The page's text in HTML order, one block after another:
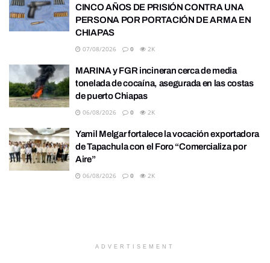
CINCO AÑOS DE PRISIÓN CONTRA UNA
PERSONA POR PORTACIÓN DE ARMA EN
CHIAPAS
07/08/2026 0 2K
MARINA y FGR incineran cerca de media
tonelada de cocaína, asegurada en las costas
de puerto Chiapas
06/08/2026 0 2K
Yamil Melgar fortalece la vocación exportadora
de Tapachula con el Foro “Comercializa por
Aire”
06/08/2026 0 2K
ADVERTISEMENT